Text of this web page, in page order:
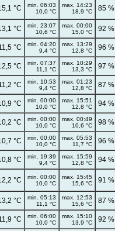
°C
min. 06:03
10,0 °C
max. 14:23
18,9 °C
85 %
°C
min. 23:07
10,6 °C
max. 00:00
15,0 °C
92 %
°C
min. 04:20
9,4 °C
max. 13:29
12,8 °C
96 %
°C
min. 07:37
11,1 °C
max. 10:29
13,3 °C
97 %
°C
min. 10:53
9,4 °C
max. 01:23
12,8 °C
87 %
°C
min. 00:00
10,0 °C
max. 15:51
12,8 °C
94 %
°C
min. 00:00
10,0 °C
max. 00:49
10,6 °C
98 %
°C
min. 00:00
10,0 °C
max. 05:53
11,7 °C
96 %
°C
min. 19:39
9,4 °C
max. 15:59
12,8 °C
94 %
°C
min. 00:00
10,0 °C
max. 15:45
15,6 °C
91 %
°C
min. 05:13
11,1 °C
max. 12:53
15,6 °C
87 %
°C
min. 06:00
10,0 °C
max. 15:10
13,9 °C
92 %